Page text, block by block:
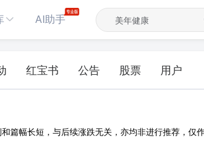
AI助手
红宝书 公告 股票 用户
篇幅长短，与后续涨跌无关，亦均非进行推荐，仅